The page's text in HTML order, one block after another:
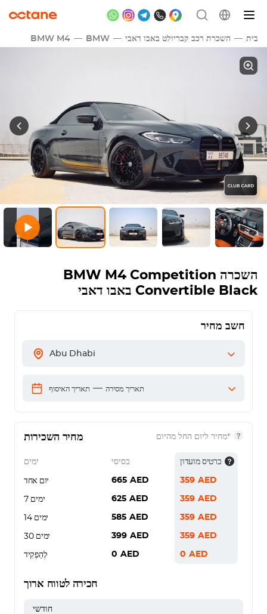
בית השכרת רכב קבריולט באבו דאבי BMW
BMW M4
השכרה BMW M4 Competition
Convertible Black באבו דאבי
חשב מחיר
Abu Dhabi
תאריך האיסוף — תאריך מסירה
מחיר השכירות *מחיר ליום החל מהיום
ימים בסיסי כרטיס מועדון
יום אחד 665 AED 359 AED
7 ימים 625 AED 359 AED
14 ימים 585 AED 359 AED
30 ימים 399 AED 359 AED
לְהַפְקִיד 0 AED 0 AED
חכירה לטווח ארוך
חודשי